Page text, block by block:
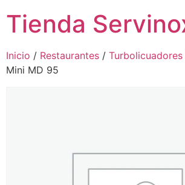
Tienda
Inicio / Restaurantes / Turbolicuadores
Mini MD 95